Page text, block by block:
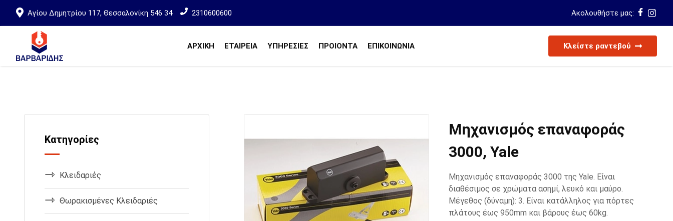
Αγίου Δημητρίου 117, Θεσσαλονίκη 546 34 2310600600 Ακολουθήστε μας:
ΑΡΧΙΚΗ ΕΤΑΙΡΕΙΑ ΥΠΗΡΕΣΙΕΣ ΠΡΟΙΌΝΤΑ ΕΠΙΚΟΙΝΩΝΙΑ Κλείστε ραντεβού
Κατηγορίες
Κλειδαριές
Θωρακισμένες Κλειδαριές
Μηχανισμός επαναφοράς
3000, Yale
Μηχανισμός επαναφοράς 3000 της Yale. Είναι
διαθέσιμος σε χρώματα ασημί, λευκό και μαύρο.
Μέγεθος (δύναμη): 3. Είναι κατάλληλος για πόρτες
πλάτους έως 950mm και βάρους έως 60kg.